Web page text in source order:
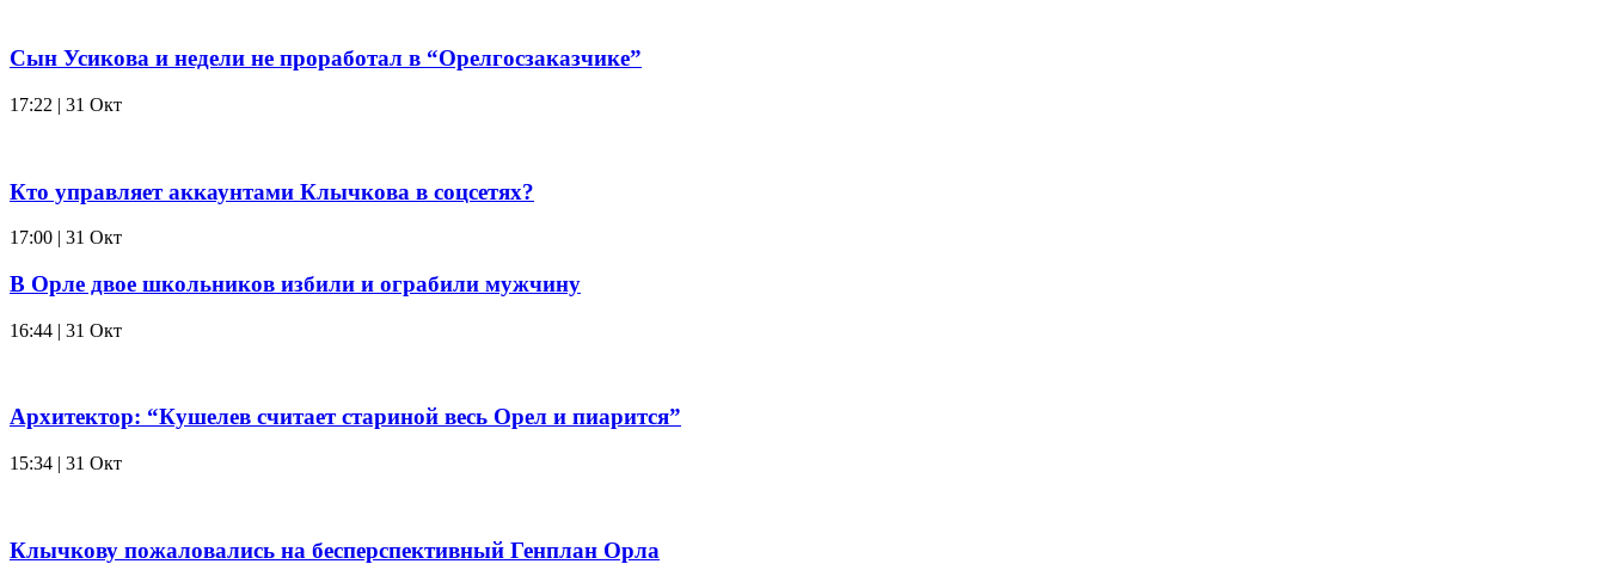
Сын Усикова и недели не проработал в “Орелгосзаказчике”
17:22 | 31 Окт
Кто управляет аккаунтами Клычкова в соцсетях?
17:00 | 31 Окт
В Орле двое школьников избили и ограбили мужчину
16:44 | 31 Окт
Архитектор: “Кушелев считает стариной весь Орел и пиарится”
15:34 | 31 Окт
Клычкову пожаловались на бесперспективный Генплан Орла